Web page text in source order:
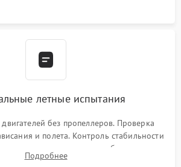
летные испытания
двигателей без пропеллеров. Проверка
и полета. Контроль стабильности
передачи видео, работы системы
(RTH) и дальности радиосвязи.
Подробнее